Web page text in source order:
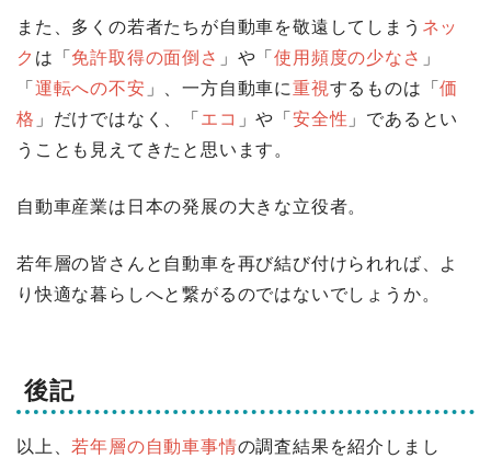
また、多くの若者たちが自動車を敬遠してしまう ネッ
ク は「 免許取得の面倒さ 」や「使用頻度の少なさ 」
「 運転への不安 」、一方自動車に重視するものは「価
格 」だけではなく、「 エコ 」や「安全性 」であるとい
うことも見えてきたと思います。
自動車産業は日本の発展の大きな立役者。
若年層の皆さんと自動車を再び結び付けられれば、よ
り快適な暮らしへと繋がるのではないでしょうか。
後記
以上、 若年層の自動車事情の調査結果を紹介しまし